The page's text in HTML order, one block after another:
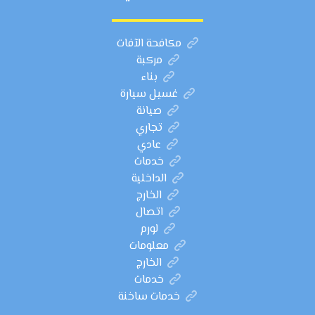
مكافحة الآفات
مركبة
بناء
غسيل سيارة
صيانة
تجاري
عادي
خدمات
الداخلية
الخارج
اتصال
لورم
معلومات
الخارج
خدمات
خدمات ساخنة